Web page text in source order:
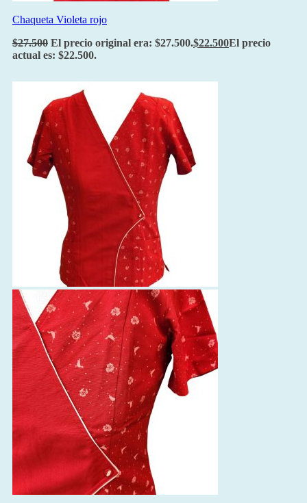
Chaqueta Violeta rojo
$27.500 El precio original era: $27.500.$22.500El precio
actual es: $22.500.